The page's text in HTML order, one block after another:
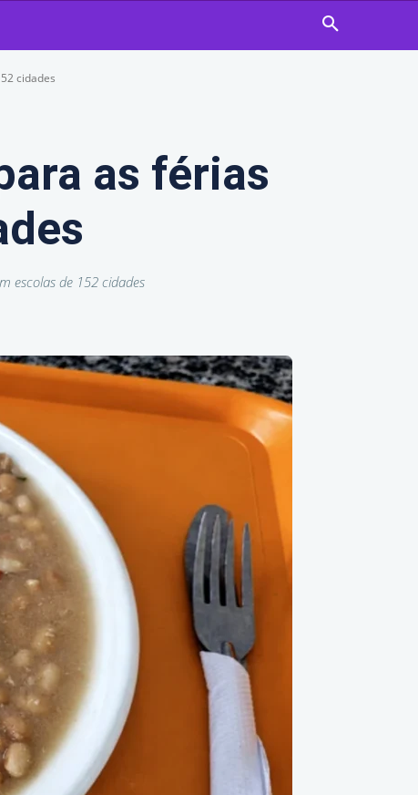
cidades
as férias
escolas de 152 cidades